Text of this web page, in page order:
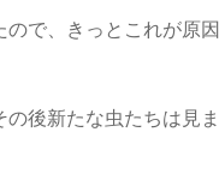
で、きっとこれが原
後新たな虫たちは見ま